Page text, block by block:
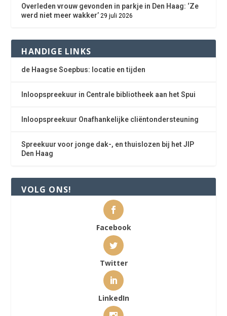
Overleden vrouw gevonden in parkje in Den Haag: ‘Ze
werd niet meer wakker’ 29 juli 2026
HANDIGE LINKS
de Haagse Soepbus: locatie en tijden
Inloopspreekuur in Centrale bibliotheek aan het Spui
Inloopspreekuur Onafhankelijke cliëntondersteuning
Spreekuur voor jonge dak-, en thuislozen bij het JIP
Den Haag
VOLG ONS!
Facebook
Twitter
LinkedIn